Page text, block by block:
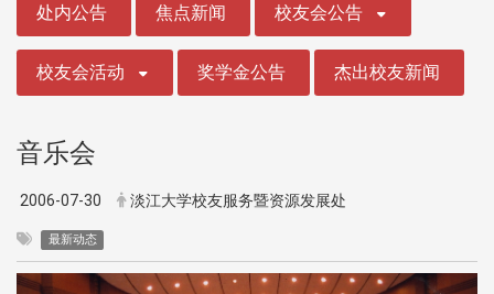
处内公告 焦点新闻 校友会公告
校友会活动 奖学金公告 杰出校友新闻
音乐会
2006-07-30 淡江大学校友服务暨资源发展处
最新动态